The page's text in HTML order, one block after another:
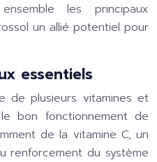
ensemble les principaux
un allié potentiel pour
essentiels
de plusieurs vitamines et
bon fonctionnement de
de la vitamine C, un
renforcement du système